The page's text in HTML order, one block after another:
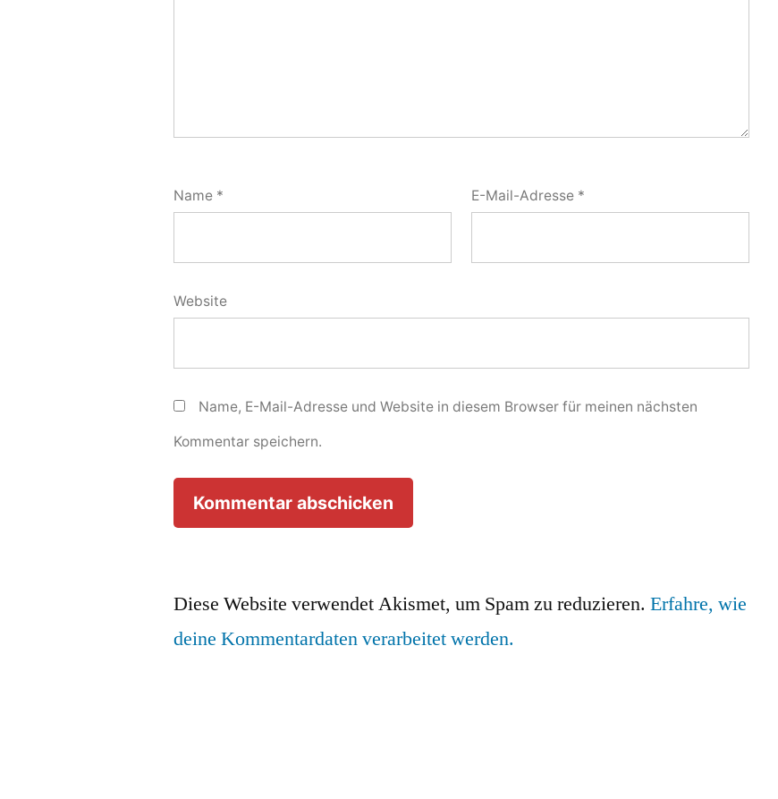
Name * E-Mail-Adresse *
Website
Name, E-Mail-Adresse und Website in diesem Browser für meinen nächsten
Kommentar speichern.
Diese Website verwendet Akismet, um Spam zu reduzieren.Erfahre, wie
deine Kommentardaten verarbeitet werden.